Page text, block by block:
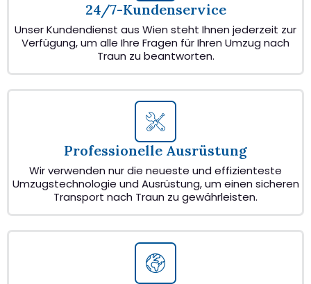
24/7-Kundenservice
Unser Kundendienst aus Wien steht Ihnen jederzeit zur
Verfügung, um alle Ihre Fragen für Ihren Umzug nach
Traun zu beantworten.
Professionelle Ausrüstung
Wir verwenden nur die neueste und effizienteste
Umzugstechnologie und Ausrüstung, um einen sicheren
Transport nach Traun zu gewährleisten.